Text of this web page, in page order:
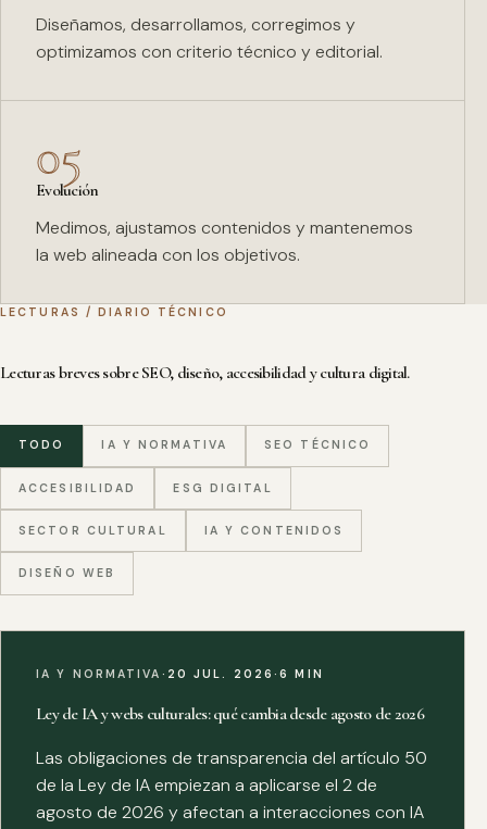
Diseñamos, desarrollamos, corregimos y
optimizamos con criterio técnico y editorial.
05
Evolución
Medimos, ajustamos contenidos y mantenemos
la web alineada con los objetivos.
LECTURAS / DIARIO TÉCNICO
Lecturas breves sobre SEO, diseño, accesibilidad y cultura digital.
TODO IA Y NORMATIVA SEO TÉCNICO
ACCESIBILIDAD ESG DIGITAL
SECTOR CULTURAL IA Y CONTENIDOS
DISEÑO WEB
IA Y NORMATIVA · 20 JUL. 2026·6 MIN
Ley de IA y webs culturales: qué cambia desde agosto de 2026
Las obligaciones de transparencia del artículo 50
de la Ley de IA empiezan a aplicarse el 2 de
agosto de 2026 y afectan a interacciones con IA